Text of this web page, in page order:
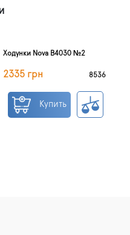
Ходунки Nova B4030 №2
2335 грн 8536
Купить